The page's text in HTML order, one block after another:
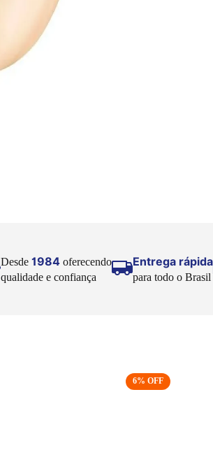
Desde 1984 oferecendo
qualidade e confiança
Entrega rápida
para todo o Brasil
6% OFF